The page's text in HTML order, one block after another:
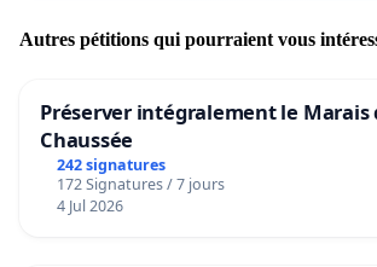
Autres pétitions qui pourraient vous
Préserver intégralement le Marais
Chaussée
242 signatures
172 Signatures / 7 jours
4 Jul 2026